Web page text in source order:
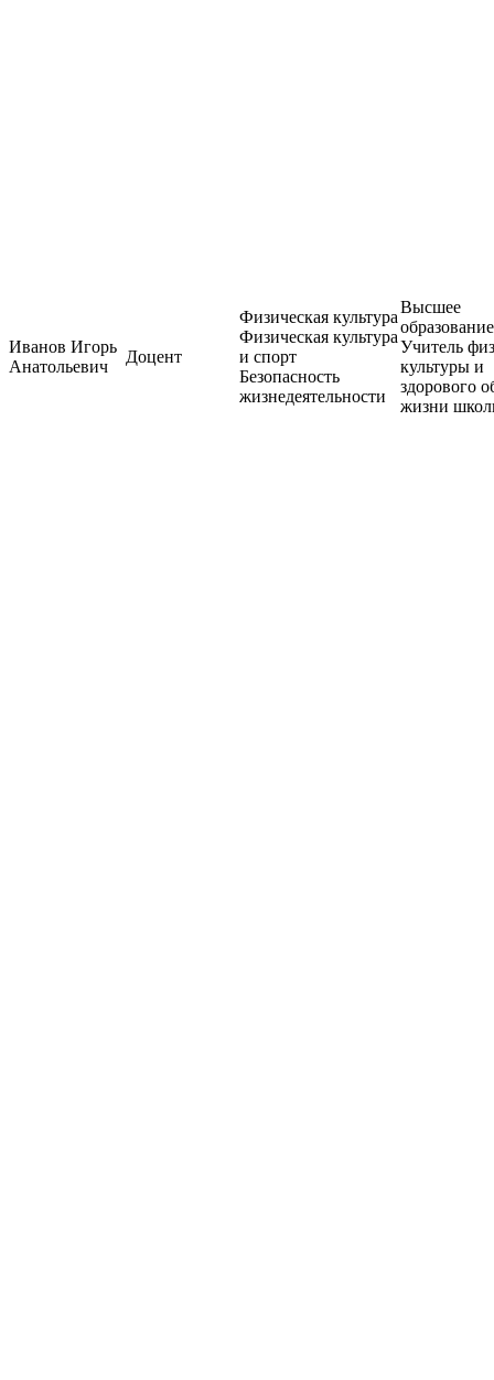
Иванов Игорь
Анатольевич
Доцент
Физическая культура
Физическая культура
и спорт
Безопасность
жизнедеятельности
Высшее
Учитель
культуры и
здорового
жизни